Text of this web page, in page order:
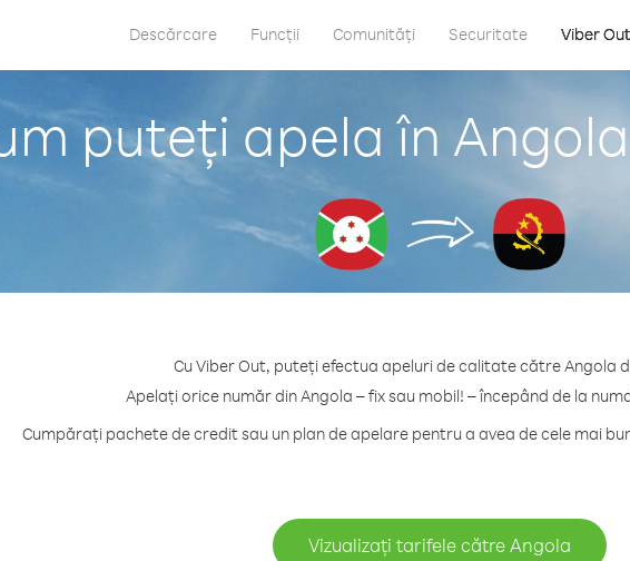
Descărcare Funcții Comunități Securitate Viber Out
puteți apela în
Cu Viber Out, puteți efectua apeluri de calitate către Angola
Apelați orice număr din Angola – fix sau mobil! – începând de la
Cumpărați pachete de credit sau un plan de apelare pentru a avea de cele mai
Vizualizați tarifele către Angola